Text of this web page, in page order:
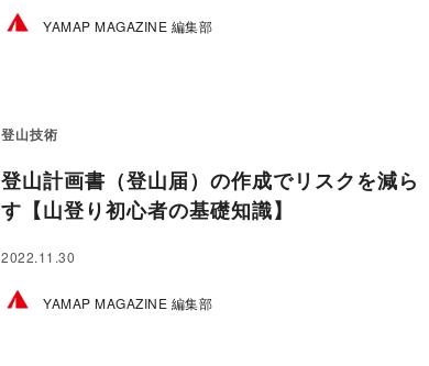
YAMAP MAGAZINE 編集部
登山技術
登山計画書（登山届）の作成でリスクを減ら
す【山登り初心者の基礎知識】
2022.11.30
YAMAP MAGAZINE 編集部